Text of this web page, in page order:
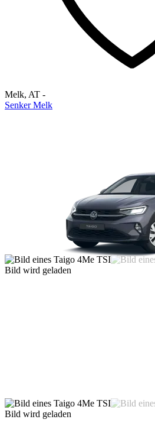
Melk, AT -
Senker Melk
Bild wird geladen
Bild wird geladen